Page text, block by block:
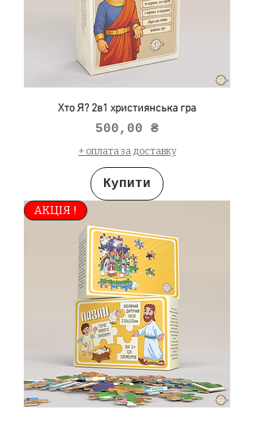
Хто Я? 2в1 християнська гра
Ціна
500,00 ₴
+ оплата за доставку
Купити
АКЦІЯ !